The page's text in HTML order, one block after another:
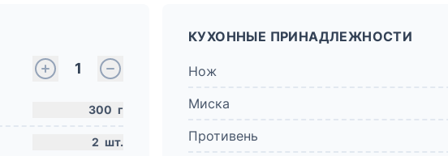
1
300 г
2 шт.
КУХОННЫЕ ПРИНАДЛЕЖНОСТИ
Нож
Миска
Противень